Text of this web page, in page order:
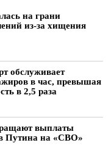
на грани
из-за хищения
обслуживает
в час, превышая
в 2,5 раза
выплаты
Путина на «СВО»